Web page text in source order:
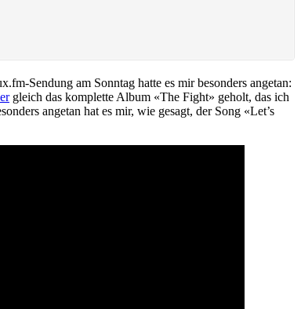
Sendung am Sonntag hatte es mir besonders angetan:
gleich das komplette Album «The Fight» geholt, das ich
angetan hat es mir, wie gesagt, der Song «Let’s